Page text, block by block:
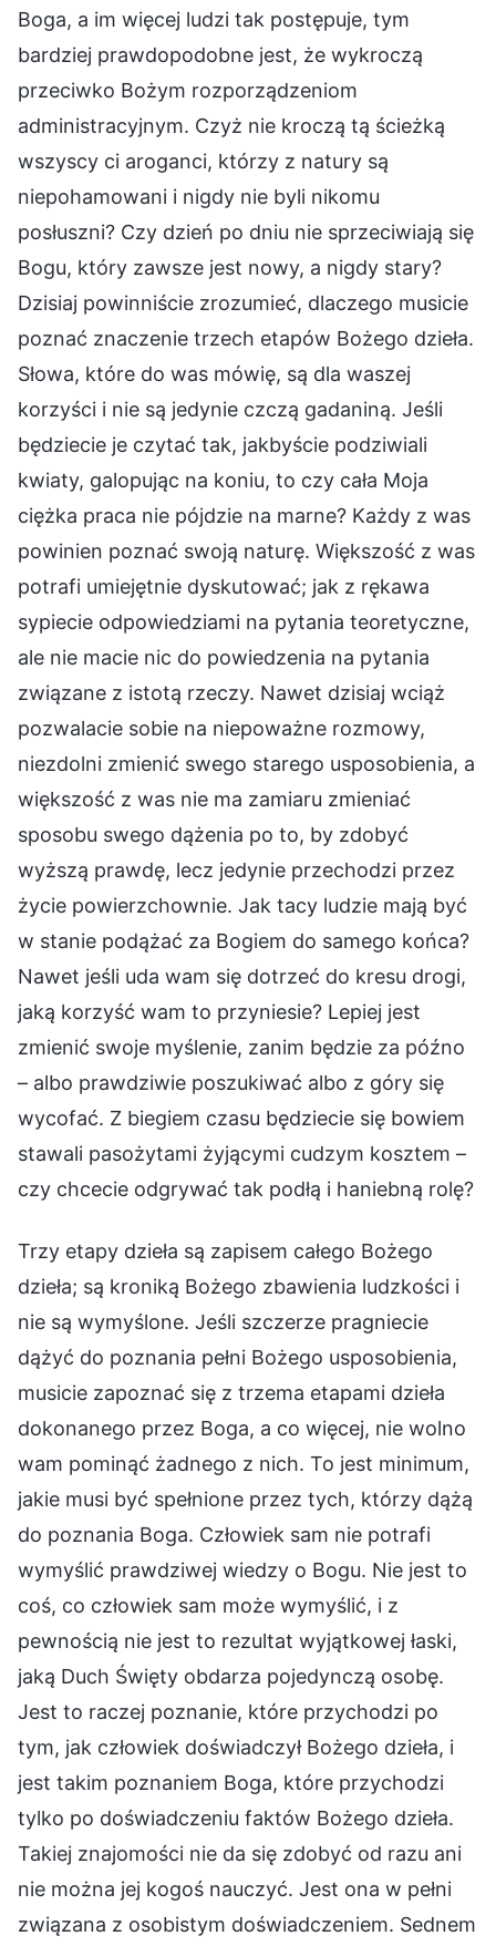
Boga, a im więcej ludzi tak postępuje, tym
bardziej prawdopodobne jest, że wykroczą
przeciwko Bożym rozporządzeniom
administracyjnym. Czyż nie kroczą tą ścieżką
wszyscy ci aroganci, którzy z natury są
niepohamowani i nigdy nie byli nikomu
posłuszni? Czy dzień po dniu nie sprzeciwiają się
Bogu, który zawsze jest nowy, a nigdy stary?
Dzisiaj powinniście zrozumieć, dlaczego musicie
poznać znaczenie trzech etapów Bożego dzieła.
Słowa, które do was mówię, są dla waszej
korzyści i nie są jedynie czczą gadaniną. Jeśli
będziecie je czytać tak, jakbyście podziwiali
kwiaty, galopując na koniu, to czy cała Moja
ciężka praca nie pójdzie na marne? Każdy z was
powinien poznać swoją naturę. Większość z was
potrafi umiejętnie dyskutować; jak z rękawa
sypiecie odpowiedziami na pytania teoretyczne,
ale nie macie nic do powiedzenia na pytania
związane z istotą rzeczy. Nawet dzisiaj wciąż
pozwalacie sobie na niepoważne rozmowy,
niezdolni zmienić swego starego usposobienia, a
większość z was nie ma zamiaru zmieniać
sposobu swego dążenia po to, by zdobyć
wyższą prawdę, lecz jedynie przechodzi przez
życie powierzchownie. Jak tacy ludzie mają być
w stanie podążać za Bogiem do samego końca?
Nawet jeśli uda wam się dotrzeć do kresu drogi,
jaką korzyść wam to przyniesie? Lepiej jest
zmienić swoje myślenie, zanim będzie za późno
– albo prawdziwie poszukiwać albo z góry się
wycofać. Z biegiem czasu będziecie się bowiem
stawali pasożytami żyjącymi cudzym kosztem –
czy chcecie odgrywać tak podłą i haniebną rolę?
Trzy etapy dzieła są zapisem całego Bożego
dzieła; są kroniką Bożego zbawienia ludzkości i
nie są wymyślone. Jeśli szczerze pragniecie
dążyć do poznania pełni Bożego usposobienia,
musicie zapoznać się z trzema etapami dzieła
dokonanego przez Boga, a co więcej, nie wolno
wam pominąć żadnego z nich. To jest minimum,
jakie musi być spełnione przez tych, którzy dążą
do poznania Boga. Człowiek sam nie potrafi
wymyślić prawdziwej wiedzy o Bogu. Nie jest to
coś, co człowiek sam może wymyślić, i z
pewnością nie jest to rezultat wyjątkowej łaski,
jaką Duch Święty obdarza pojedynczą osobę.
Jest to raczej poznanie, które przychodzi po
tym, jak człowiek doświadczył Bożego dzieła, i
jest takim poznaniem Boga, które przychodzi
tylko po doświadczeniu faktów Bożego dzieła.
Takiej znajomości nie da się zdobyć od razu ani
nie można jej kogoś nauczyć. Jest ona w pełni
związana z osobistym doświadczeniem. Sednem